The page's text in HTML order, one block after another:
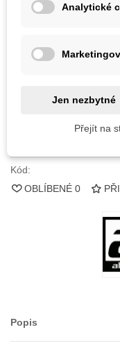
Barva
Vyprodáno
Kód:
OBLÍBENÉ 0
Popis
Analytické
Jen nezbytné
Přejít na